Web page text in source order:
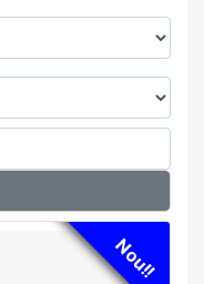
Nou!!